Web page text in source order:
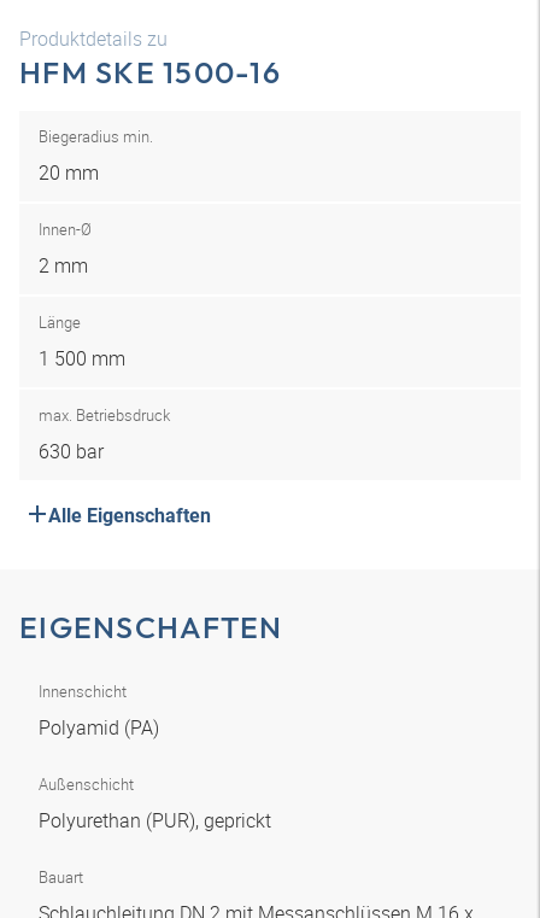
Produktdetails zu
HFM SKE 1500-16
Biegeradius min.
20 mm
Innen-Ø
2 mm
Länge
1 500 mm
max. Betriebsdruck
630 bar
Alle Eigenschaften
EIGENSCHAFTEN
Innenschicht
Polyamid (PA)
Außenschicht
Polyurethan (PUR), geprickt
Bauart